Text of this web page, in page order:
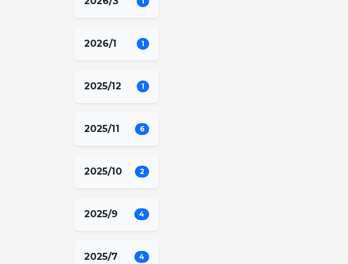
2026/1 1
2025/12 1
2025/11 6
2025/10 2
2025/9 4
2025/7 4